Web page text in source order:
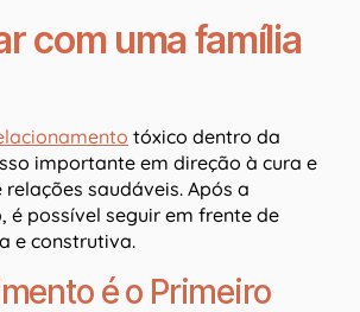
com uma família
tóxico dentro da
importante em direção à cura e
saudáveis. Após a
é possível seguir em frente de
e construtiva.
é o Primeiro